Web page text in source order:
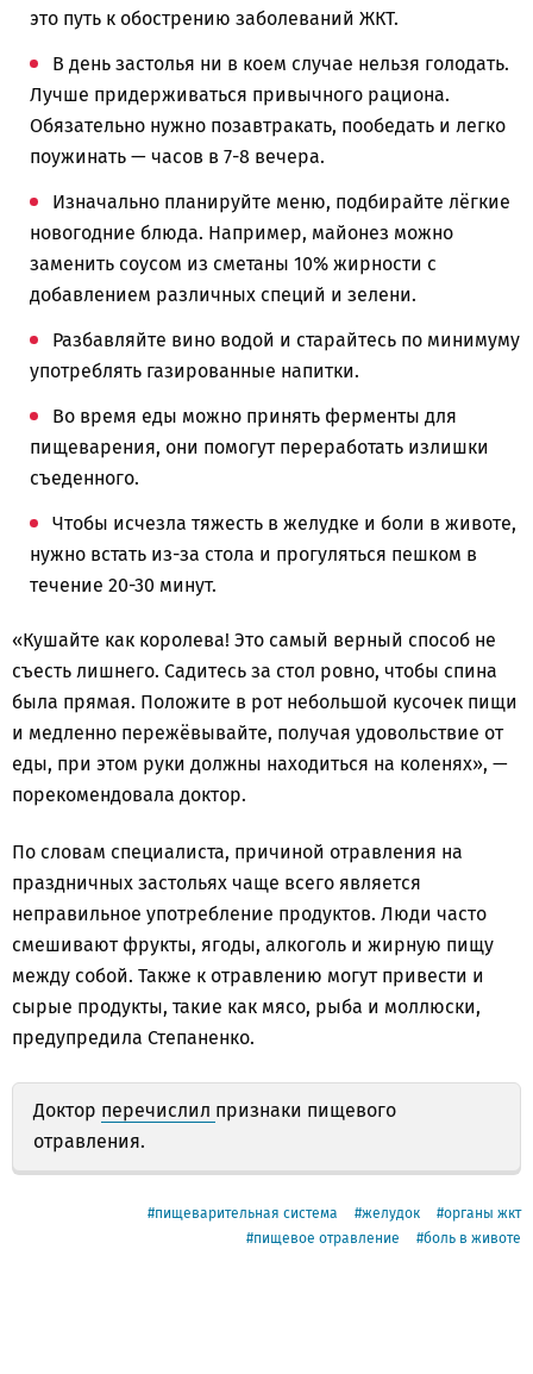
это путь к обострению заболеваний ЖКТ.
В день застолья ни в коем случае нельзя голодать.
Лучше придерживаться привычного рациона.
Обязательно нужно позавтракать, пообедать и легко
поужинать — часов в 7-8 вечера.
Изначально планируйте меню, подбирайте лёгкие
новогодние блюда. Например, майонез можно
заменить соусом из сметаны 10% жирности с
добавлением различных специй и зелени.
Разбавляйте вино водой и старайтесь по минимуму
употреблять газированные напитки.
Во время еды можно принять ферменты для
пищеварения, они помогут переработать излишки
съеденного.
Чтобы исчезла тяжесть в желудке и боли в животе,
нужно встать из-за стола и прогуляться пешком в
течение 20-30 минут.
«Кушайте как королева! Это самый верный способ не
съесть лишнего. Садитесь за стол ровно, чтобы спина
была прямая. Положите в рот небольшой кусочек пищи
и медленно пережёвывайте, получая удовольствие от
еды, при этом руки должны находиться на коленях», —
порекомендовала доктор.
По словам специалиста, причиной отравления на
праздничных застольях чаще всего является
неправильное употребление продуктов. Люди часто
смешивают фрукты, ягоды, алкоголь и жирную пищу
между собой. Также к отравлению могут привести и
сырые продукты, такие как мясо, рыба и моллюски,
предупредила Степаненко.
Доктор перечислил признаки пищевого
отравления.
пищеварительная система желудок
органы жкт
пищевое отравление
боль в животе